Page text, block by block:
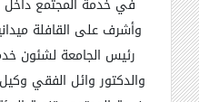
في خدمة المجتمع
وأشرف على القافلة
رئيس الجامعة لشئون
والدكتور وائل الفقي